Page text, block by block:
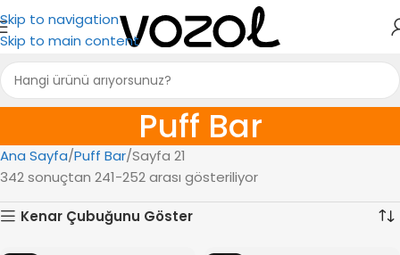
Skip to navigation
Skip to main content
Puff Bar
Ana Sayfa Puff Bar Sayfa 21
342 sonuçtan 241-252 arası gösteriliyor
Kenar Çubuğunu Göster